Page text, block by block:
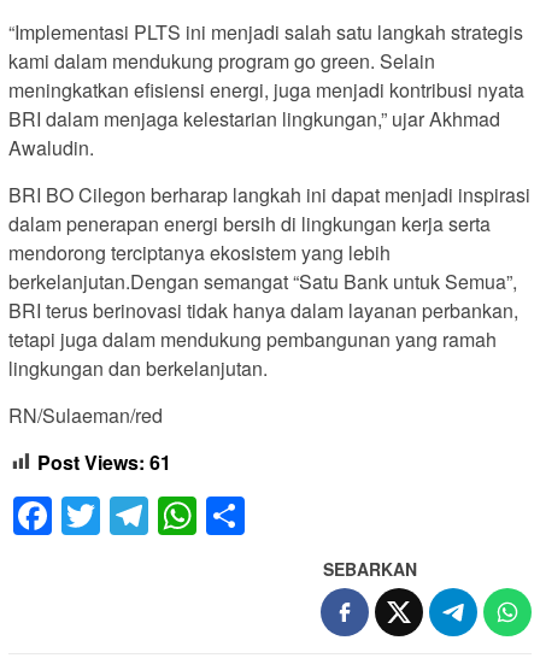
“Implementasi PLTS ini menjadi salah satu langkah strategis
kami dalam mendukung program go green. Selain
meningkatkan efisiensi energi, juga menjadi kontribusi nyata
BRI dalam menjaga kelestarian lingkungan,” ujar Akhmad
Awaludin.
BRI BO Cilegon berharap langkah ini dapat menjadi inspirasi
dalam penerapan energi bersih di lingkungan kerja serta
mendorong terciptanya ekosistem yang lebih
berkelanjutan.Dengan semangat “Satu Bank untuk Semua”,
BRI terus berinovasi tidak hanya dalam layanan perbankan,
tetapi juga dalam mendukung pembangunan yang ramah
lingkungan dan berkelanjutan.
RN/Sulaeman/red
Post Views: 61
Facebook
TwitterTelegram
WhatsApp
SEBARKAN